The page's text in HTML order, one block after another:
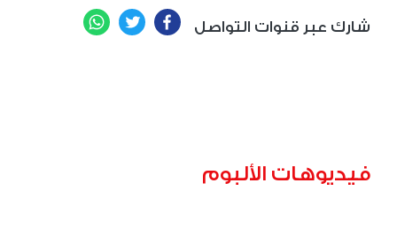
شارك عبر قنوات التواصل Facebook
Twitter
فيديوهات الألبوم